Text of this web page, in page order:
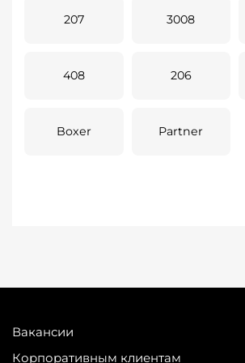
207 3008
408 206
Boxer Partner
Вакансии
Корпоративным клиентам